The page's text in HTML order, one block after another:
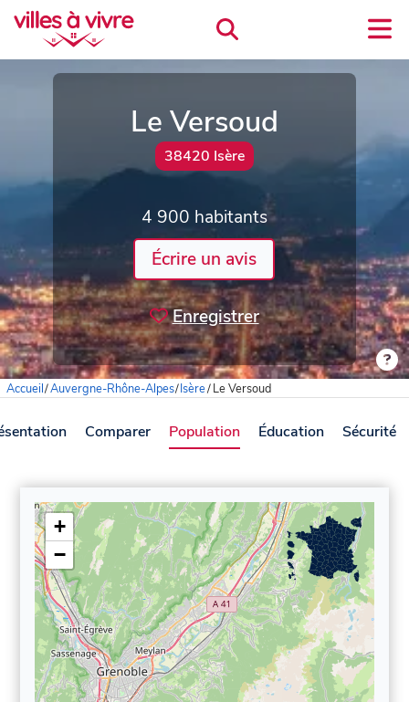
Le Versoud
38420 Isère
4 900 habitants
Écrire un avis
Enregistrer
Accueil/Auvergne-Rhône-Alpes/Isère/Le Versoud
Comparer Population Éducation Sécurité
+
−